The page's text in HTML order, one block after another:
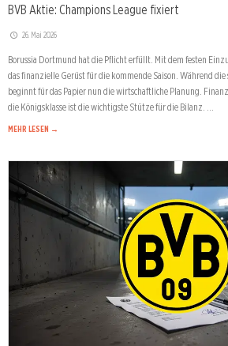
BVB Aktie: Champions League fixiert
26. Mai 2026
Borussia Dortmund hat die Pflicht erfüllt. Mit dem festen
das finanzielle Gerüst für die kommende Saison. Während
beginnt für das Papier nun die wirtschaftliche Planung.
die Königsklasse ist die wichtigste Stütze für die Bilanz. …
MEHR LESEN →